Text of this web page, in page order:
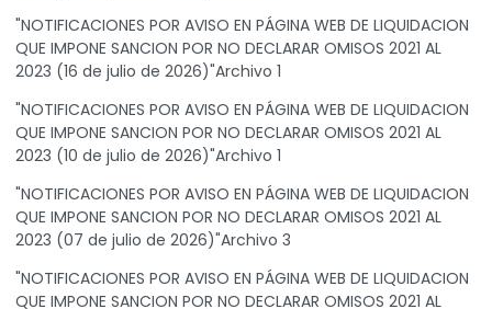
"NOTIFICACIONES POR AVISO EN PÁGINA WEB DE LIQUIDACION
QUE IMPONE SANCION POR NO DECLARAR OMISOS 2021 AL
2023 (16 de julio de 2026)"Archivo 1
"NOTIFICACIONES POR AVISO EN PÁGINA WEB DE LIQUIDACION
QUE IMPONE SANCION POR NO DECLARAR OMISOS 2021 AL
2023 (10 de julio de 2026)"Archivo 1
"NOTIFICACIONES POR AVISO EN PÁGINA WEB DE LIQUIDACION
QUE IMPONE SANCION POR NO DECLARAR OMISOS 2021 AL
2023 (07 de julio de 2026)"Archivo 3
"NOTIFICACIONES POR AVISO EN PÁGINA WEB DE LIQUIDACION
QUE IMPONE SANCION POR NO DECLARAR OMISOS 2021 AL